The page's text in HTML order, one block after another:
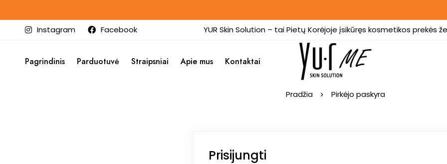
Instagram Facebook YUR Skin Solution – tai Pietų Korėjoje įsikūręs kosmetikos prekės
Pagrindinis Parduotuvė Straipsniai Apie mus Kontaktai
Pradžia Pirkėjo paskyra
Prisijungti